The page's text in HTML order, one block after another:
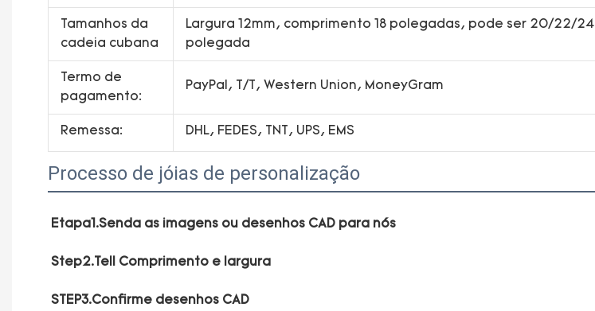
Tamanhos da
cadeia cubana
Largura 12mm, comprimento 18 polegadas, pode ser 20/22/24
polegada
Termo de
pagamento:
PayPal, T/T, Western Union, MoneyGram
Remessa: DHL, FEDES, TNT, UPS, EMS
Processo de jóias de personalização